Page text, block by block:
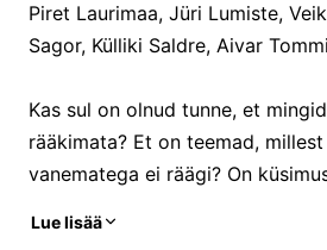
Piret Laurimaa, Jüri Lumiste,
Sagor, Külliki Saldre, Aivar
Kas sul on olnud tunne, et
rääkimata? Et on teemad,
vanematega ei räägi? On
Lue lisää